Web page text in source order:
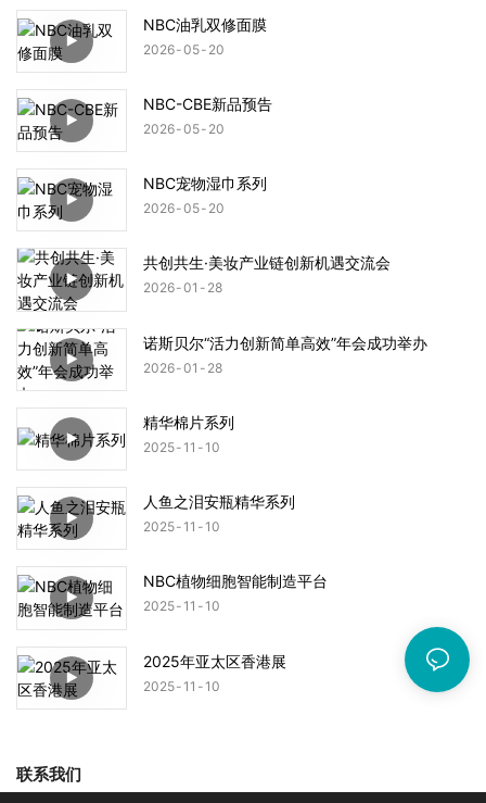
NBC油乳双修面膜
2026 05 20
NBC-CBE新品预告
2026 05 20
NBC宠物湿巾系列
2026 05 20
共创共生·美妆产业链创新机遇交流会
2026 01 28
诺斯贝尔“活力创新简单高效”年会成功举办
2026 01 28
精华棉片系列
2025 11 10
人鱼之泪安瓶精华系列
2025 11 10
NBC植物细胞智能制造平台
2025 11 10
2025年亚太区香港展
2025 11 10
联系我们